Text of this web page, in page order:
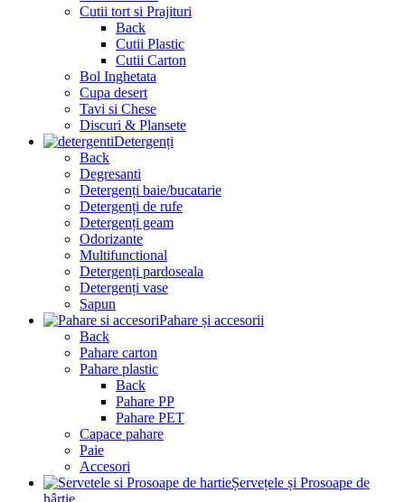
Cutii tort si Prajituri
Back
Cutii Plastic
Cutii Carton
Bol Inghetata
Cupa desert
Tavi si Chese
Discuri & Plansete
Detergenți
Back
Degresanti
Detergenți baie/bucatarie
Detergenți de rufe
Detergenți geam
Odorizante
Multifunctional
Detergenți pardoseala
Detergenți vase
Sapun
Pahare și accesorii
Back
Pahare carton
Pahare plastic
Back
Pahare PP
Pahare PET
Capace pahare
Paie
Accesori
Șervețele și Prosoape de
hârtie